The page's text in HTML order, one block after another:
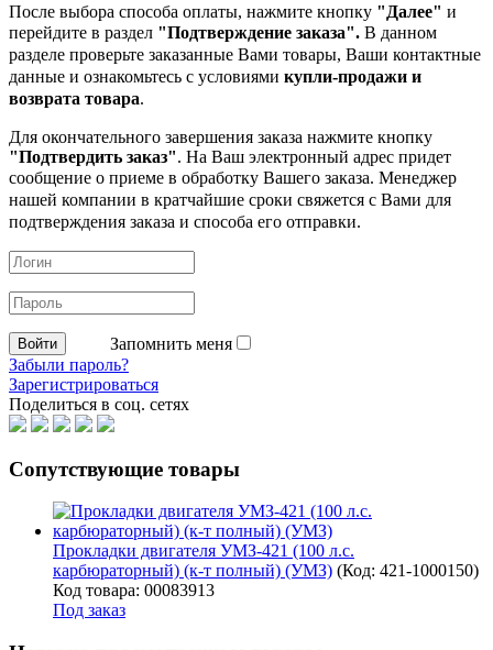
После выбора способа оплаты, нажмите кнопку "Далее" и
перейдите в раздел "Подтверждение заказа". В данном
разделе проверьте заказанные Вами товары, Ваши контактные
данные и ознакомьтесь с условиями купли-продажи и
возврата товара.
Для окончательного завершения заказа нажмите кнопку
"Подтвердить заказ". На Ваш электронный адрес придет
сообщение о приеме в обработку Вашего заказа. Менеджер
нашей компании в кратчайшие сроки свяжется с Вами для
подтверждения заказа и способа его отправки.
Запомнить меня
Забыли пароль?
Зарегистрироваться
Поделиться в соц. сетях
Сопутствующие товары
Прокладки двигателя УМЗ-421 (100 л.с.
карбюраторный) (к-т полный) (УМЗ) (Код: 421-1000150)
Код товара: 00083913
Под заказ